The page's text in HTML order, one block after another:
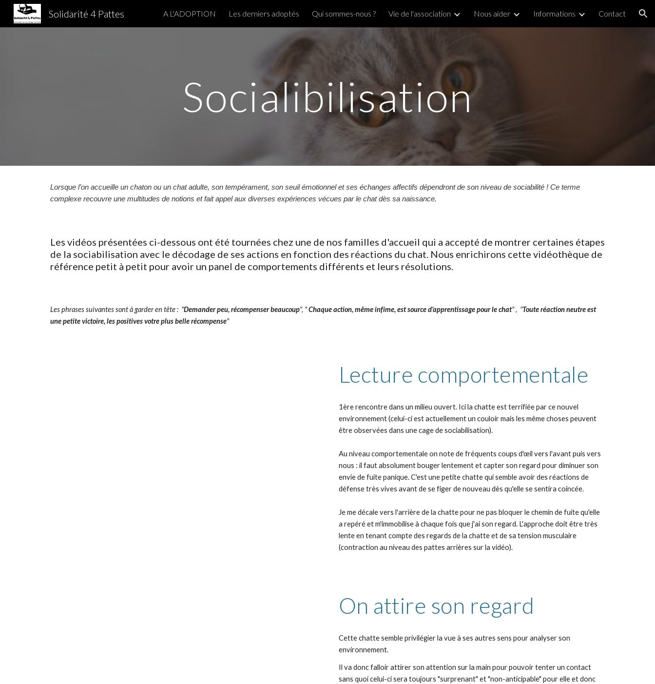
Skip to main content Skip to navigation
Solidarité 4 Pattes A L'ADOPTION Les derniers adoptés Qui sommes-nous ? Vie de l'association Nous aider Informations Contact
Socialibilisation
Lorsque l’on accueille un chaton ou un chat adulte, son tempérament, son seuil émotionnel et ses échanges affectifs dépendront de son niveau de sociabilité ! Ce terme
complexe recouvre une multitudes de notions et fait appel aux diverses expériences vécues par le chat dès sa naissance.
Les vidéos présentées ci-dessous ont été tournées chez une de nos familles d'accueil qui a accepté de montrer certaines étapes
de la sociabilisation avec le décodage de ses actions en fonction des réactions du chat. Nous enrichirons cette vidéothèque de
référence petit à petit pour avoir un panel de comportements différents et leurs résolutions.
Les phrases suivantes sont à garder en tête :  "Demander peu, récompenser beaucoup", " Chaque action, même infime, est source d'apprentissage pour le chat" ,  "Toute réaction neutre est
une petite victoire, les positives votre plus belle récompense"
Lecture comportementale
1ère rencontre dans un milieu ouvert. Ici la chatte est terrifiée par ce nouvel
environnement (celui-ci est actuellement un couloir mais les même choses peuvent
être observées dans une cage de sociabilisation).
Au niveau comportementale on note de fréquents coups d'œil vers l'avant puis vers
nous : il faut absolument bouger lentement et capter son regard pour diminuer son
envie de fuite panique. C'est une petite chatte qui semble avoir des réactions de
défense très vives avant de se figer de nouveau dès qu'elle se sentira coincée.
Je me décale vers l'arrière de la chatte pour ne pas bloquer le chemin de fuite qu'elle
a repéré et m'immobilise à chaque fois que j'ai son regard. L'approche doit être très
lente en tenant compte des regards de la chatte et de sa tension musculaire
(contraction au niveau des pattes arrières sur la vidéo).
On attire son regard
Cette chatte semble privilégier la vue à ses autres sens pour analyser son
environnement.
Il va donc falloir attirer son attention sur la main pour pouvoir tenter un contact
sans quoi celui-ci sera toujours "surprenant" et "non-anticipable" pour elle et donc